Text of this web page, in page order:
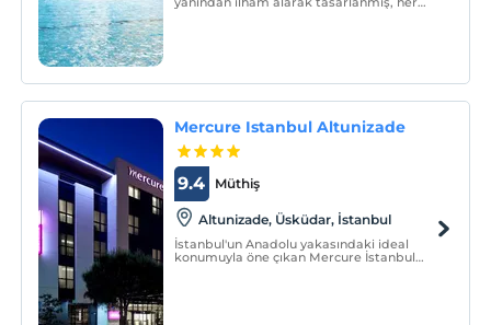
Mercure Istanbul Altunizade
Müthiş
9.4
Altunizade, Üsküdar, İstanbul
İstanbul'un Anadolu yakasındaki ideal
konumuyla öne çıkan Mercure İstanbul